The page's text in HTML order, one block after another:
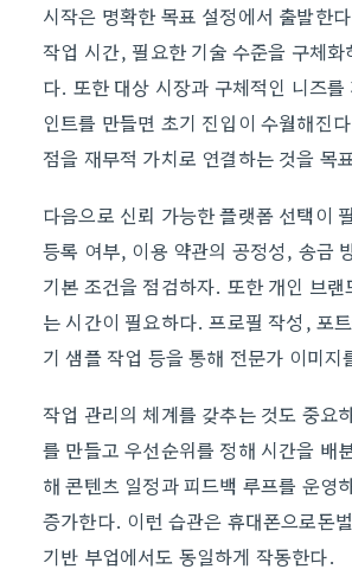
시작은 명확한 목표 설정에서 출발한
작업 시간, 필요한 기술 수준을 구체
다. 또한 대상 시장과 구체적인 니즈
인트를 만들면 초기 진입이 수월해진
점을 재무적 가치로 연결하는 것을 목
다음으로 신뢰 가능한 플랫폼 선택이
등록 여부, 이용 약관의 공정성, 송금
기본 조건을 점검하자. 또한 개인 브랜
는 시간이 필요하다. 프로필 작성, 포
기 샘플 작업 등을 통해 전문가 이미지
작업 관리의 체계를 갖추는 것도 중요
를 만들고 우선순위를 정해 시간을 배
해 콘텐츠 일정과 피드백 루프를 운영
증가한다. 이런 습관은 휴대폰으로돈
기반 부업에서도 동일하게 작동한다.